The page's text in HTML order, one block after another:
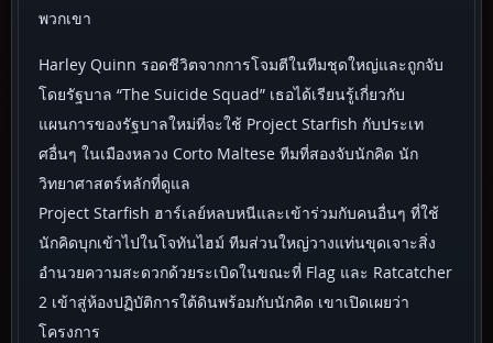
พวกเขา
Harley Quinn รอดชีวิตจากการโจมตีในทีมชุดใหญ่และถูกจับ
โดยรัฐบาล “The Suicide Squad” เธอได้เรียนรู้เกี่ยวกับ
แผนการของรัฐบาลใหม่ที่จะใช้ Project Starfish กับประเท
ศอื่นๆ ในเมืองหลวง Corto Maltese ทีมที่สองจับนักคิด นัก
วิทยาศาสตร์หลักที่ดูแล
Project Starfish ฮาร์เลย์หลบหนีและเข้าร่วมกับคนอื่นๆ ที่ใช้
นักคิดบุกเข้าไปในโจทันไฮม์ ทีมส่วนใหญ่วางแท่นขุดเจาะสิ่ง
อำนวยความสะดวกด้วยระเบิดในขณะที่ Flag และ Ratcatcher
2 เข้าสู่ห้องปฏิบัติการใต้ดินพร้อมกับนักคิด เขาเปิดเผยว่า
โครงการ